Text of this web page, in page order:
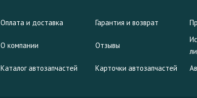
Оплата и доставка Гарантия и возврат
О компании Отзывы
Каталог автозапчастей Карточки автозапчастей